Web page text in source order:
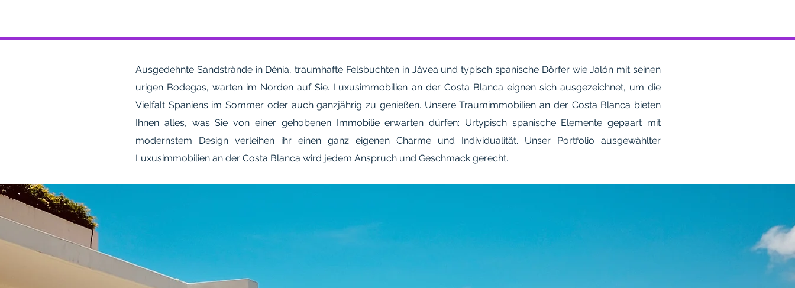
Ausgedehnte Sandstrände in Dénia, traumhafte Felsbuchten in Jávea und typisch spanische Dörfer wie Jalón mit seinen
urigen Bodegas, warten im Norden auf Sie. Luxusimmobilien an der Costa Blanca eignen sich ausgezeichnet, um die
Vielfalt Spaniens im Sommer oder auch ganzjährig zu genießen. Unsere Traumimmobilien an der Costa Blanca bieten
Ihnen alles, was Sie von einer gehobenen Immobilie erwarten dürfen: Urtypisch spanische Elemente gepaart mit
modernstem Design verleihen ihr einen ganz eigenen Charme und Individualität. Unser Portfolio ausgewählter
Luxusimmobilien an der Costa Blanca wird jedem Anspruch und Geschmack gerecht.